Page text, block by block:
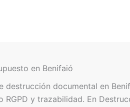
en Benifaió
destrucción documental en
RGPD y trazabilidad. En